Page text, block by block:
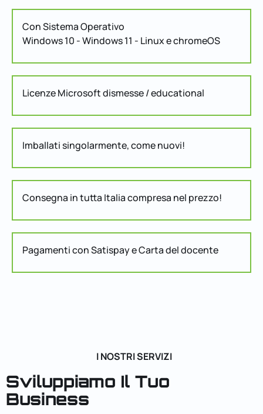
Con Sistema Operativo
Windows 10 - Windows 11 - Linux e chromeOS
Licenze Microsoft dismesse / educational
Imballati singolarmente, come nuovi!
Consegna in tutta Italia compresa nel prezzo!
Pagamenti con Satispay e Carta del docente
I NOSTRI SERVIZI
Sviluppiamo Il Tuo
Business